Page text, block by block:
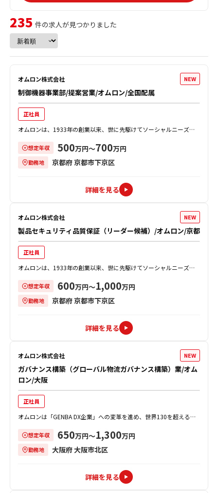
235 件の求人が見つかりました
オムロン株式会社 NEW
正社員
制御機器事業部/提案営業/オムロン/全国配属
オムロンは、1933年の創業以来、世に先駆けてソーシャルニーズを
献してきました。 オムロンのイン...
想定年収 500万円〜700万円
勤務地 京都府 京都市下京区
詳細を見る
オムロン株式会社 NEW
正社員
製品セキュリティ品質保証（リーダー候補）/オムロン/京都
オムロンは、1933年の創業以来、世に先駆けてソーシャルニーズを
献してきました。 同社では、製品...
想定年収 600万円〜1,000万円
勤務地 京都府 京都市下京区
詳細を見る
オムロン株式会社 NEW
正社員
ガバナンス構築（グローバル物流ガバナンス構築）業/オム
ロン/大阪
オムロンは「GENBA DX企業」への変革を進め、世界130を超える国
に厳しさを増す中、同社で...
想定年収 650万円〜1,300万円
勤務地 大阪府 大阪市北区
詳細を見る